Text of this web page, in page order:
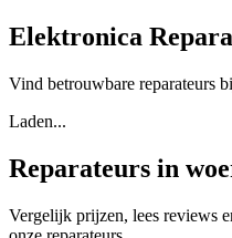
Elektronica
Vind betrouwbare reparateurs
Laden...
Reparateurs in
Vergelijk prijzen, lees reviews